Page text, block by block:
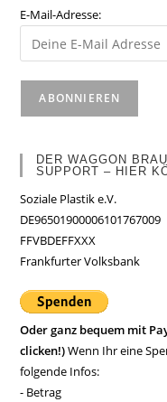
E-Mail-Adresse:
DER WAGGON
SUPPORT – HIER
Soziale Plastik e.V.
DE96501900006101767009
FFVBDEFFXXX
Frankfurter Volksbank
Oder ganz bequem mit
clicken!)Wenn Ihr eine
folgende Infos:
- Betrag